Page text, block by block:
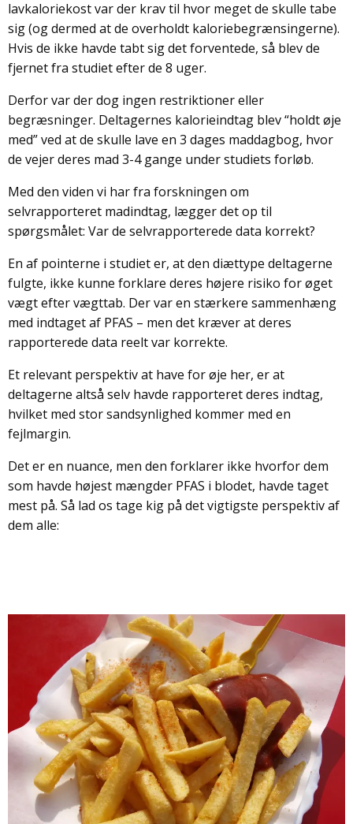
lavkaloriekost var der krav til hvor meget de skulle tabe
sig (og dermed at de overholdt kaloriebegrænsingerne).
Hvis de ikke havde tabt sig det forventede, så blev de
fjernet fra studiet efter de 8 uger.
Derfor var der dog ingen restriktioner eller
begræsninger. Deltagernes kalorieindtag blev “holdt øje
med” ved at de skulle lave en 3 dages maddagbog, hvor
de vejer deres mad 3-4 gange under studiets forløb.
Med den viden vi har fra forskningen om
selvrapporteret madindtag, lægger det op til
spørgsmålet: Var de selvrapporterede data korrekt?
En af pointerne i studiet er, at den diættype deltagerne
fulgte, ikke kunne forklare deres højere risiko for øget
vægt efter vægttab. Der var en stærkere sammenhæng
med indtaget af PFAS – men det kræver at deres
rapporterede data reelt var korrekte.
Et relevant perspektiv at have for øje her, er at
deltagerne altså selv havde rapporteret deres indtag,
hvilket med stor sandsynlighed kommer med en
fejlmargin.
Det er en nuance, men den forklarer ikke hvorfor dem
som havde højest mængder PFAS i blodet, havde taget
mest på. Så lad os tage kig på det vigtigste perspektiv af
dem alle: